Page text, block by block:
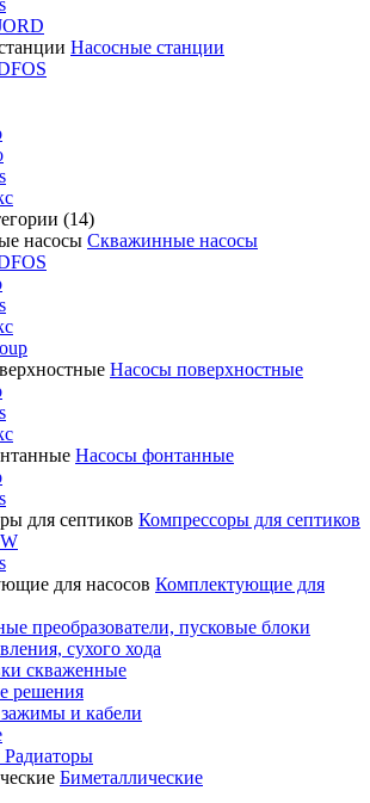
Насосные станции
(14)
Скважинные насосы
Насосы поверхностные
Насосы фонтанные
Компрессоры для септиков
Комплектующие для
преобразователи, пусковые блоки
сухого хода
скваженные
решения
и кабели
Радиаторы
Биметаллические